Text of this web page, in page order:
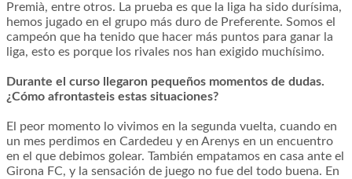
Premià, entre otros. La prueba es que la liga ha sido durísima,
hemos jugado en el grupo más duro de Preferente. Somos el
campeón que ha tenido que hacer más puntos para ganar la
liga, esto es porque los rivales nos han exigido muchísimo.
Durante el curso llegaron pequeños momentos de dudas.
¿Cómo afrontasteis estas situaciones?
El peor momento lo vivimos en la segunda vuelta, cuando en
un mes perdimos en Cardedeu y en Arenys en un encuentro
en el que debimos golear. También empatamos en casa ante el
Girona FC, y la sensación de juego no fue del todo buena. En